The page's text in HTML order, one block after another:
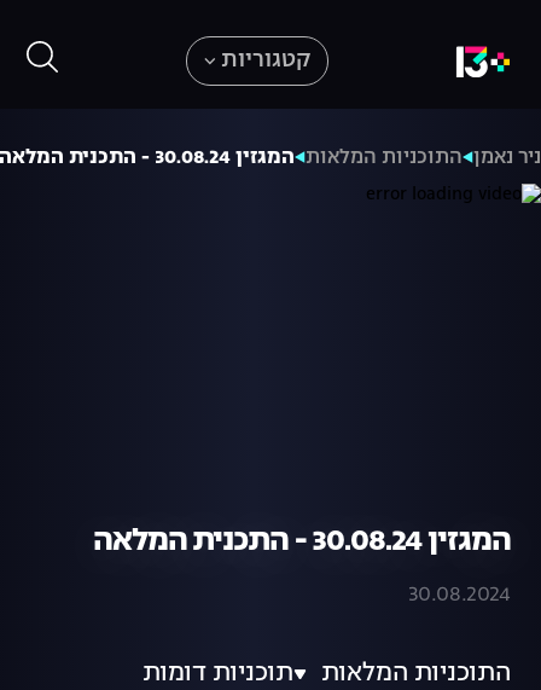
קטגוריות
נאמן התוכניות המלאות המגזין 30.08.24 - התכנית המלאה
המגזין 30.08.24 - התכנית המלאה
30.08.2024
התוכניות המלאות תוכניות דומות